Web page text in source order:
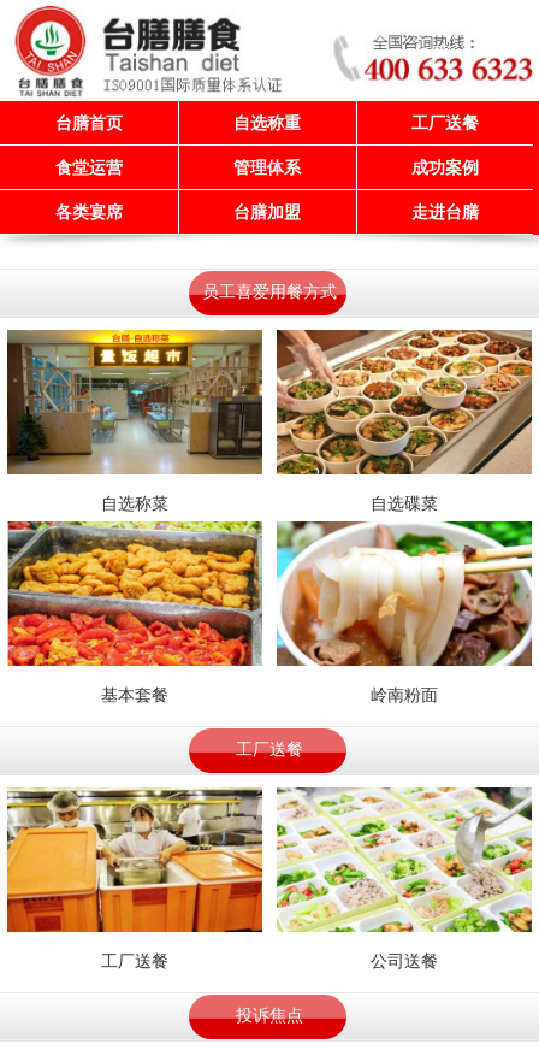
台膳首页 自选称重 工厂送餐
食堂运营 管理体系 成功案例
各类宴席 台膳加盟 走进台膳
员工喜爱用餐方式
自选称菜 自选碟菜
基本套餐 岭南粉面
工厂送餐
工厂送餐 公司送餐
投诉焦点